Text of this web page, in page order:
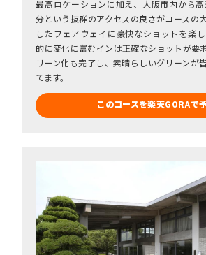
最高ロケーションに加え、大阪市内から
分という抜群のアクセスの良さがコースの
したフェアウェイに豪快なショットを楽
的に変化に富むインは正確なショットが要
リーン化も完了し、素晴らしいグリーンが
てます。
このコースを楽天GORAで